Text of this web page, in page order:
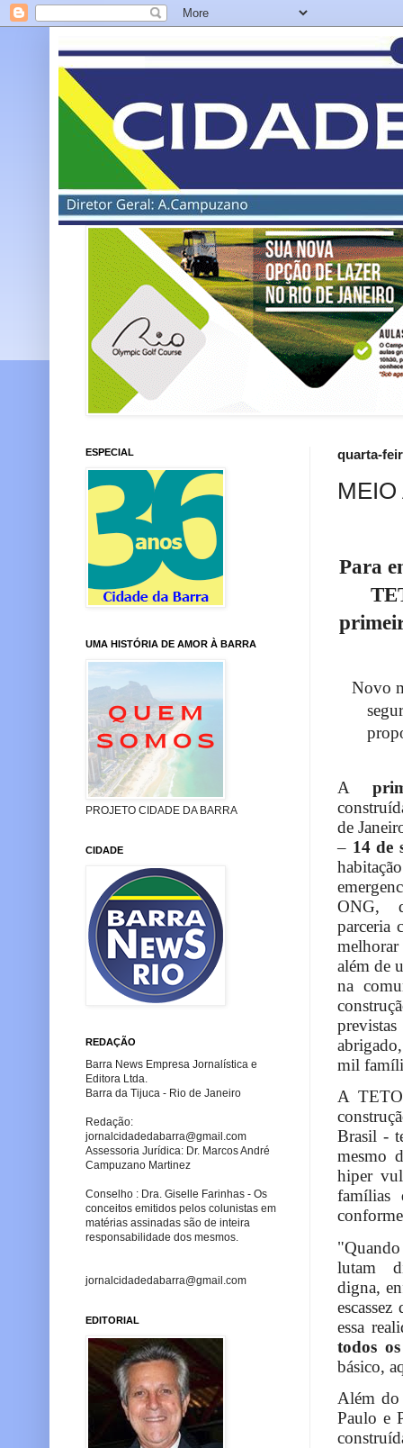
quarta-
Para
Novo
A
de
– 14 de
ONG,
parceria
além de
na
mil
A
Brasil -
mesmo
hiper
famílias
lutam
digna,
essa
todos
básico,
Além do
Paulo e
ESPECIAL
UMA HISTÓRIA DE AMOR À BARRA
PROJETO CIDADE DA BARRA
CIDADE
REDAÇÃO
Barra News Empresa Jornalística e
Editora Ltda.
Barra da Tijuca - Rio de Janeiro
Redação:
jornalcidadedabarra@gmail.com
Assessoria Jurídica: Dr. Marcos André
Campuzano Martinez
Conselho : Dra. Giselle Farinhas - Os
conceitos emitidos pelos colunistas em
matérias assinadas são de inteira
responsabilidade dos mesmos.
jornalcidadedabarra@gmail.com
EDITORIAL